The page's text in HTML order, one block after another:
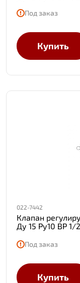
Под заказ
Купить
022-7442
Клапан
Ду 15 Ру10 ВР
Под заказ
Купить